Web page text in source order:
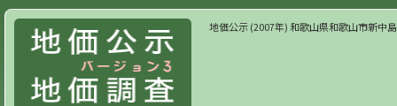
地価公示 (2007年) 和歌山県和歌山市新中